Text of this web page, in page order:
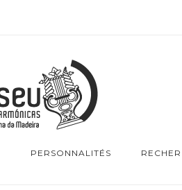
PERSONNALITÉS